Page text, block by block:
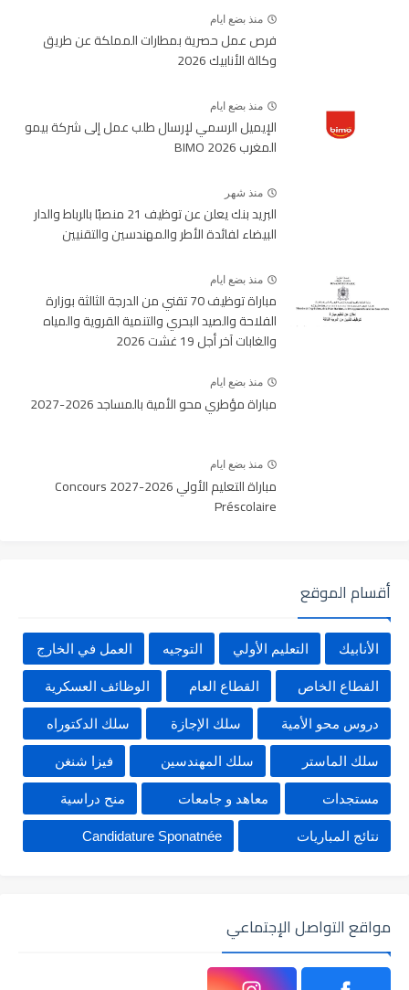
منذ بضع ايام
فرص عمل حصرية بمطارات المملكة عن طريق
وكالة الأنابيك 2026
منذ بضع ايام
الإيميل الرسمي لإرسال طلب عمل إلى شركة بيمو
المغرب BIMO 2026
منذ شهر
البريد بنك يعلن عن توظيف 21 منصبًا بالرباط والدار
البيضاء لفائدة الأطر والمهندسين والتقنيين
منذ بضع ايام
مباراة توظيف 70 تقني من الدرجة الثالثة بوزارة
الفلاحة والصيد البحري والتنمية القروية والمياه
والغابات آخر أجل 19 غشت 2026
منذ بضع ايام
مباراة مؤطري محو الأمية بالمساجد 2026-2027
منذ بضع ايام
مباراة التعليم الأولي 2026-2027 Concours
Préscolaire
أقسام الموقع
الأنابيك التعليم الأولي التوجيه العمل في الخارج
القطاع الخاص القطاع العام الوظائف العسكرية
دروس محو الأمية سلك الإجازة سلك الدكتوراه
سلك الماستر سلك المهندسين فيزا شنغن
مستجدات معاهد و جامعات منح دراسية
نتائج المباريات Candidature Sponatnée
مواقع التواصل الإجتماعي